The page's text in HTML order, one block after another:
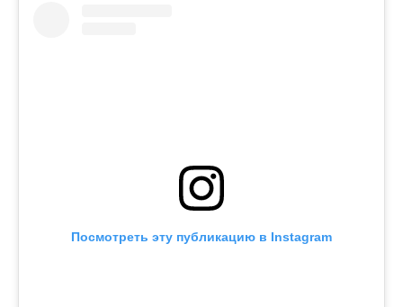
Посмотреть эту публикацию в Instagram